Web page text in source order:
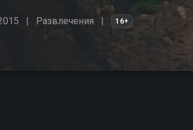
Развлечения 16+